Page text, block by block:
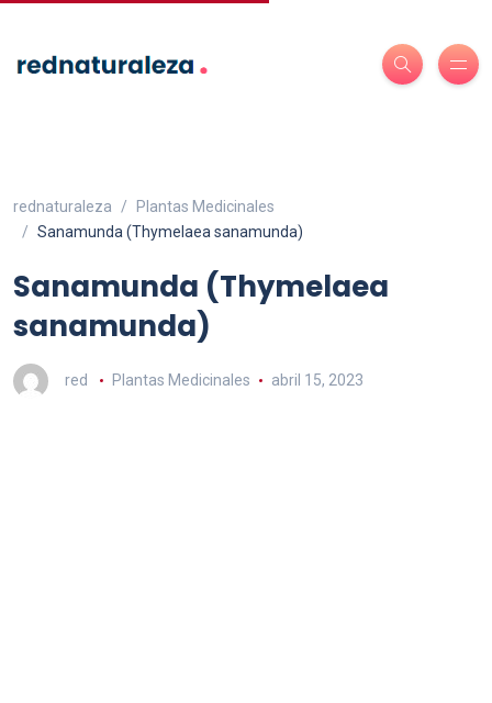
rednaturaleza
Plantas Medicinales
Sanamunda (Thymelaea sanamunda)
Sanamunda (Thymelaea
sanamunda)
red Plantas Medicinales abril 15, 2023